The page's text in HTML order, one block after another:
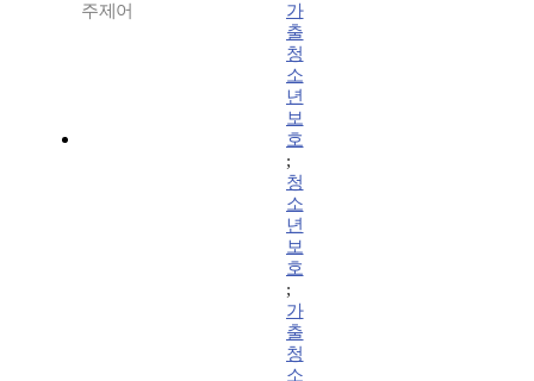
주제어
가
출
청
소
년
보
호
;
청
소
년
보
호
;
가
출
청
소